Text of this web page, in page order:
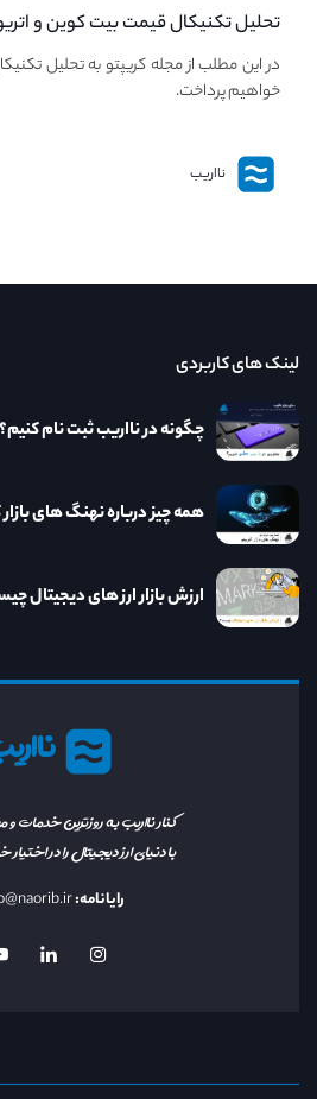
تحلیل تکنیکال قیمت بیت کوین و اتریوم - ۹
در این مطلب از مجله کریپتو به تحلیل
خواهیم پرداخت.
نااریب
کنار نااریب به روزترین خدمات
با دنیای ارز دیجیتال را در
رایانامه:info@naorib.ir
لینک های کاربردی
چگونه در نااریب ثبت نام کنیم؟
همه چیز درباره نهنگ های بازار
ارزش بازار ارز های دیجیتال